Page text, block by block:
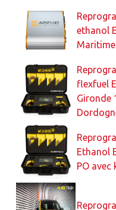
ethanol
Maritime
flexfuel
Gironde
Ethanol
PO avec